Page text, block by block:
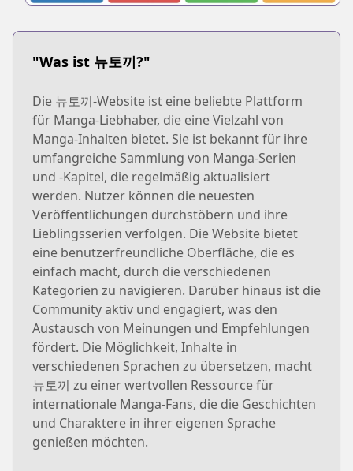
"Was ist 뉴토끼?"
Die 뉴토끼-Website ist eine beliebte Plattform
für Manga-Liebhaber, die eine Vielzahl von
Manga-Inhalten bietet. Sie ist bekannt für ihre
umfangreiche Sammlung von Manga-Serien
und -Kapitel, die regelmäßig aktualisiert
werden. Nutzer können die neuesten
Veröffentlichungen durchstöbern und ihre
Lieblingsserien verfolgen. Die Website bietet
eine benutzerfreundliche Oberfläche, die es
einfach macht, durch die verschiedenen
Kategorien zu navigieren. Darüber hinaus ist die
Community aktiv und engagiert, was den
Austausch von Meinungen und Empfehlungen
fördert. Die Möglichkeit, Inhalte in
verschiedenen Sprachen zu übersetzen, macht
뉴토끼 zu einer wertvollen Ressource für
internationale Manga-Fans, die die Geschichten
und Charaktere in ihrer eigenen Sprache
genießen möchten.